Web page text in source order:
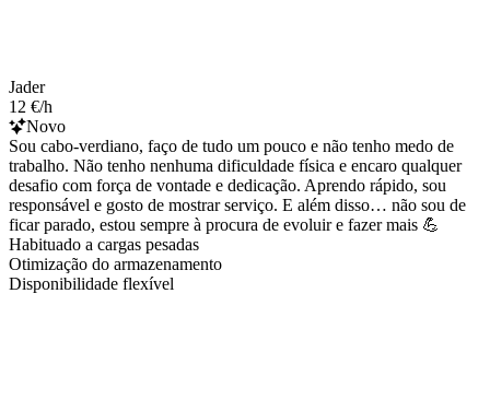
Jader
12 €/h
Novo
Sou cabo-verdiano, faço de tudo um pouco e não tenho medo de
trabalho. Não tenho nenhuma dificuldade física e encaro qualquer
desafio com força de vontade e dedicação. Aprendo rápido, sou
responsável e gosto de mostrar serviço. E além disso… não sou de
ficar parado, estou sempre à procura de evoluir e fazer mais 💪
Habituado a cargas pesadas
Otimização do armazenamento
Disponibilidade flexível